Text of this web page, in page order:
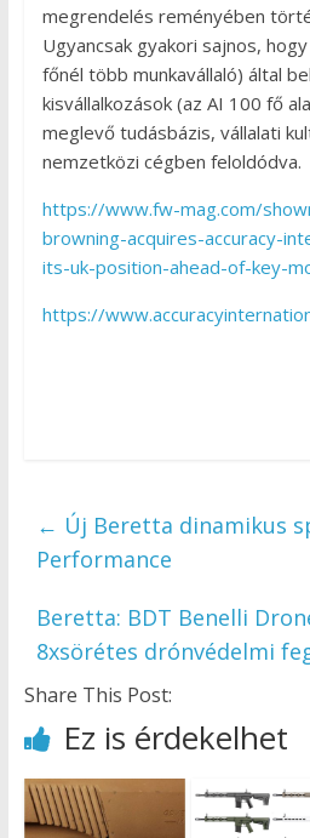
megrendelés reményében
Ugyancsak gyakori sajnos,
főnél több munkavállaló) által
kisvállalkozások (az AI 100 fő
meglevő tudásbázis, vállalati
nemzetközi cégben feloldódva.
https://www.fw-mag.com/
browning-acquires-accuracy-
its-uk-position-ahead-of-key-
https://
← Új Beretta dinamikus
Performance
Beretta: BDT Benelli
8xsörétes drónvédelmi
Share This Post:
Ez is érdekelhet